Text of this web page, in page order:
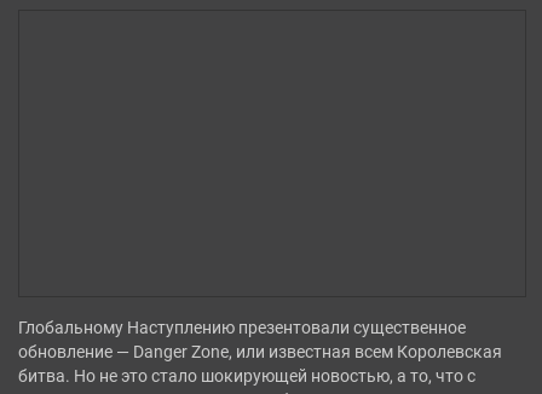
Глобальному Наступлению презентовали существенное
обновление — Danger Zone, или известная всем Королевская
битва. Но не это стало шокирующей новостью, а то, что с